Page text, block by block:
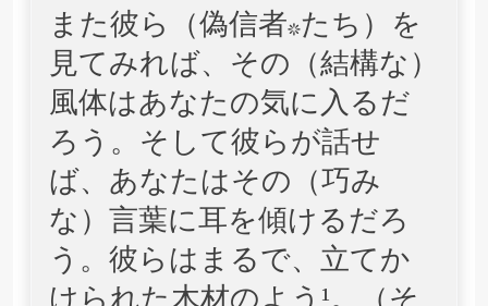
また彼ら（偽信者*たち）を
見てみれば、その（結構な）
風体はあなたの気に入るだ
ろう。そして彼らが話せ
ば、あなたはその（巧み
な）言葉に耳を傾けるだろ
う。彼らはまるで、立てか